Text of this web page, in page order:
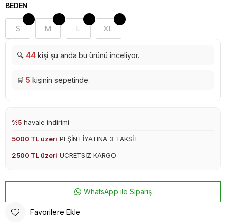
BEDEN
S M L XL
🔍 44 kişi şu anda bu ürünü inceliyor.
🛒 5 kişinin sepetinde.
%5 havale indirimi
5000 TL üzeri PEŞİN FİYATINA 3 TAKSİT
2500 TL üzeri ÜCRETSİZ KARGO
WhatsApp ile Sipariş
Favorilere Ekle